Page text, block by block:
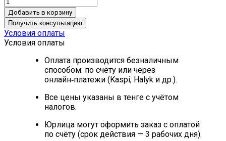
Добавить в корзину
Получить консультацию
Условия оплаты
Условия оплаты
Оплата производится безналичным
способом: по счёту или через
онлайн‑платежи (Kaspi, Halyk и др.).
Все цены указаны в тенге с учётом
налогов.
Юрлица могут оформить заказ с оплатой
по счёту (срок действия — 3 рабочих дня).